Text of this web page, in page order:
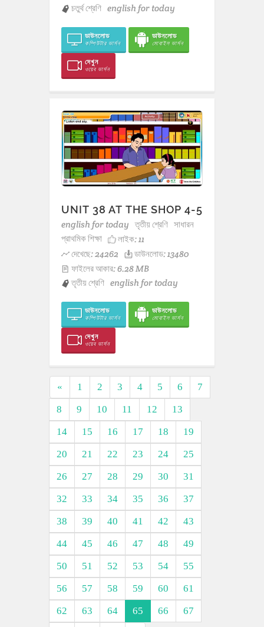
চতুর্থ শ্রেণি english for today
ডাউনলোড
কম্পিউটার ভার্সন
ডাউনলোড
মোবাইল ভার্সন
দেখুন
ওয়েব ভার্সন
UNIT 38 AT THE SHOP 4-5
english for today তৃতীয় শ্রেণি সাধারন
প্রাথমিক শিক্ষা
লাইক:11
দেখেছে: 24262
ডাউনলোড: 13480
ফাইলের আকার: 6.28 MB
তৃতীয় শ্রেণি english for today
ডাউনলোড
কম্পিউটার ভার্সন
ডাউনলোড
মোবাইল ভার্সন
দেখুন
ওয়েব ভার্সন
« 1 2 3 4 5 6
7
8
9 10 11 12
13
14
15 16 17 18
19
20
21 22 23 24
25
26
27 28 29 30
31
32
33 34 35 36
37
38
39 40 41 42
43
44
45 46 47 48
49
50
51 52 53 54
55
56
57 58 59 60
61
62
63 64 65 66
67